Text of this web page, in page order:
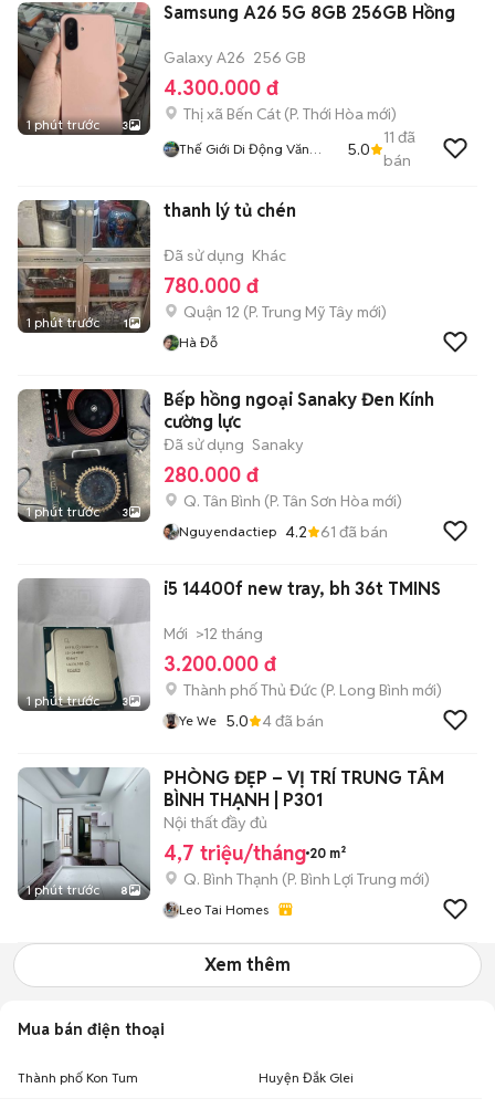
1 phút trước 3
Samsung A26 5G 8GB 256GB Hồng
Galaxy A26 256 GB
4.300.000 đ
Thị xã Bến Cát (P. Thới Hòa mới)
Thế Giới Di Động Văn
5.0
11 đã
bán
1 phút trước 1
thanh lý tủ chén
Đã sử dụng Khác
780.000 đ
Quận 12 (P. Trung Mỹ Tây mới)
Hà Đỗ
1 phút trước 3
Bếp hồng ngoại Sanaky Đen Kính
cường lực
Đã sử dụng Sanaky
280.000 đ
Q. Tân Bình (P. Tân Sơn Hòa mới)
Nguyendactiep 4.2 61 đã bán
1 phút trước 3
i5 14400f new tray, bh 36t TMINS
Mới >12 tháng
3.200.000 đ
Thành phố Thủ Đức (P. Long Bình mới)
Ye We 5.0 4đã bán
1 phút trước 8
PHÒNG ĐẸP – VỊ TRÍ TRUNG TÂM
BÌNH THẠNH | P301
Nội thất đầy đủ
4,7 triệu/tháng 20 m²
Q. Bình Thạnh (P. Bình Lợi Trung mới)
Leo Tai Homes
Xem thêm
Mua bán điện thoại
Thành phố Kon Tum Huyện Đắk Glei